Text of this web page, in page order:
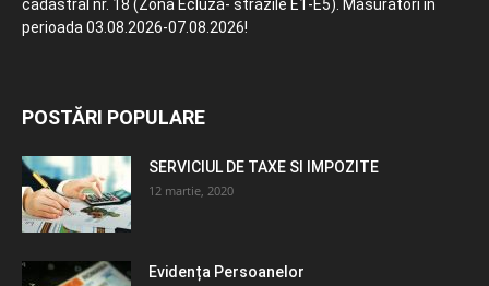
cadastral nr. 18 (Zona Ecluză- străzile E1-E5). Măsurători în
perioada 03.08.2026-07.08.2026!
POSTĂRI POPULARE
SERVICIUL DE TAXE SI IMPOZITE
12 martie, 2020
Evidența Persoanelor